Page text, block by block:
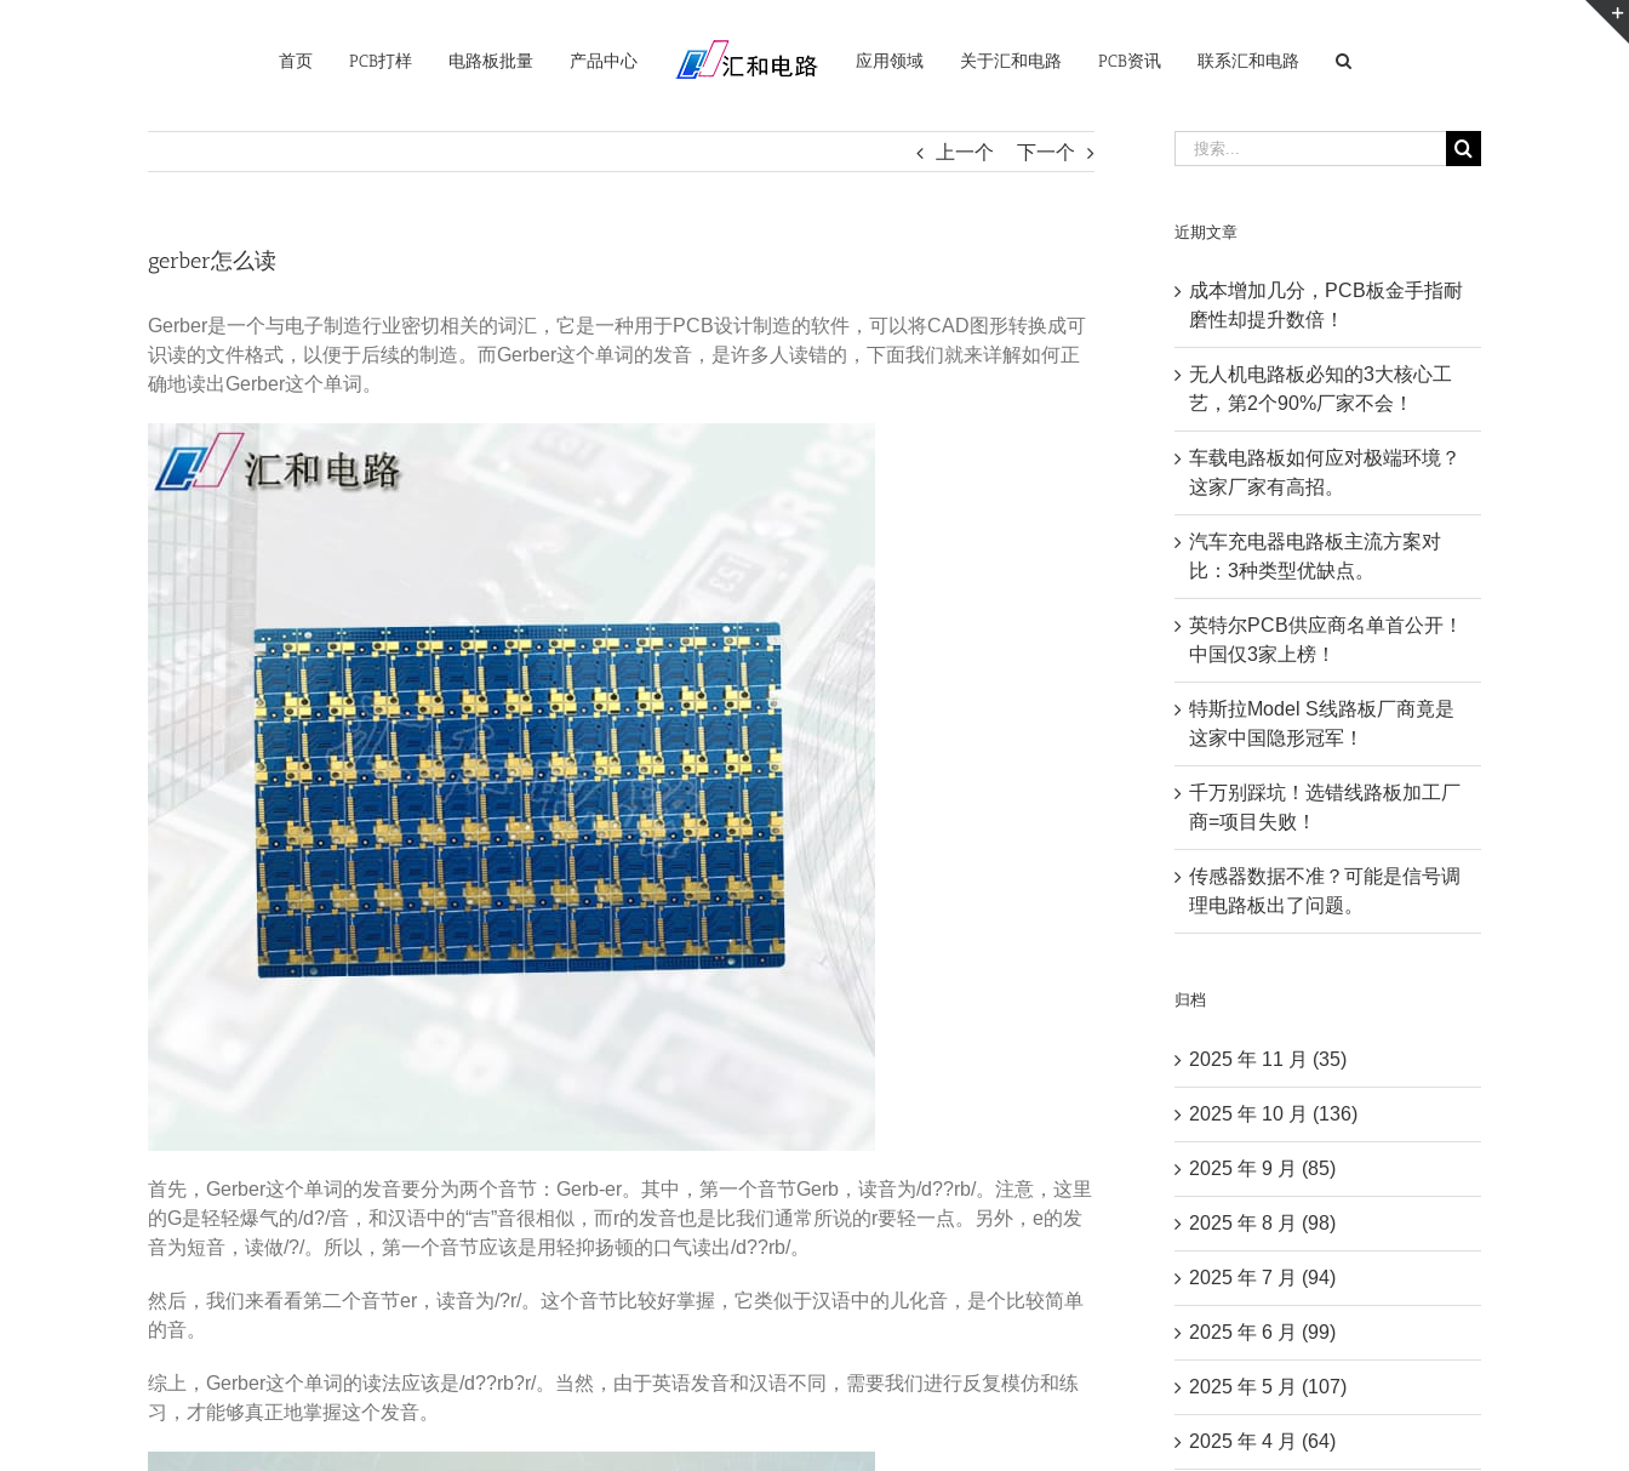
首页 PCB打样 电路板批量 产品中心 应用领域 关于汇和电路 PCB资讯 联系汇和电路
上一个 下一个
gerber怎么读
Gerber是一个与电子制造行业密切相关的词汇，它是一种用于PCB设计制造的软件，可以将CAD图形转换成可
识读的文件格式，以便于后续的制造。而Gerber这个单词的发音，是许多人读错的，下面我们就来详解如何正
确地读出Gerber这个单词。
首先，Gerber这个单词的发音要分为两个音节：Gerb-er。其中，第一个音节Gerb，读音为/d??rb/。注意，这里
的G是轻轻爆气的/d?/音，和汉语中的“吉”音很相似，而r的发音也是比我们通常所说的r要轻一点。另外，e的发
音为短音，读做/?/。所以，第一个音节应该是用轻抑扬顿的口气读出/d??rb/。
然后，我们来看看第二个音节er，读音为/?r/。这个音节比较好掌握，它类似于汉语中的儿化音，是个比较简单
的音。
综上，Gerber这个单词的读法应该是/d??rb?r/。当然，由于英语发音和汉语不同，需要我们进行反复模仿和练
习，才能够真正地掌握这个发音。
索：
近期文章
成本增加几分，PCB板金手指耐
磨性却提升数倍！
无人机电路板必知的3大核心工
艺，第2个90%厂家不会！
车载电路板如何应对极端环境？
这家厂家有高招。
汽车充电器电路板主流方案对
比：3种类型优缺点。
英特尔PCB供应商名单首公开！
中国仅3家上榜！
特斯拉Model S线路板厂商竟是
这家中国隐形冠军！
千万别踩坑！选错线路板加工厂
商=项目失败！
传感器数据不准？可能是信号调
理电路板出了问题。
归档
2025 年 11 月 (35)
2025 年 10 月 (136)
2025 年 9 月 (85)
2025 年 8 月 (98)
2025 年 7 月 (94)
2025 年 6 月 (99)
2025 年 5 月 (107)
2025 年 4 月 (64)